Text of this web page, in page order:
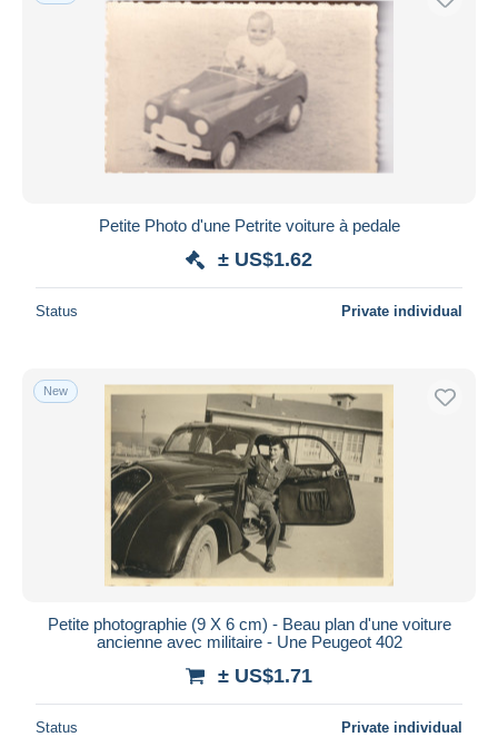
Petite Photo d'une Petrite voiture à pedale
± US$1.62
Status Private individual
New
Petite photographie (9 X 6 cm) - Beau plan d'une voiture
ancienne avec militaire - Une Peugeot 402
± US$1.71
Status Private individual